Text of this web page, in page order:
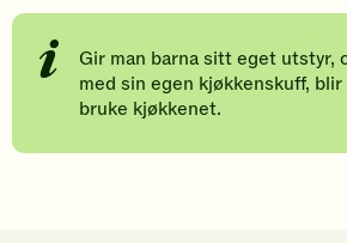
Gir man barna sitt eget utstyr,
med sin egen kjøkkenskuff,
bruke kjøkkenet.